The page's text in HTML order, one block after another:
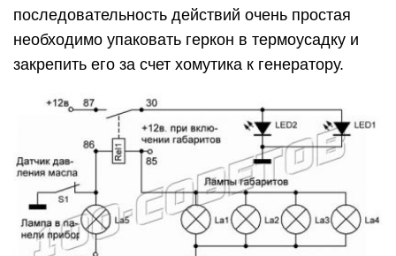
последовательность действий очень простая
необходимо упаковать геркон в термоусадку и
закрепить его за счет хомутика к генератору.